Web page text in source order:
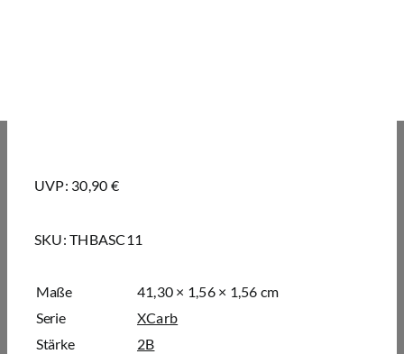
UVP: 30,90 €
SKU:THBASC11
Maße
41,30 × 1,56 × 1,56 cm
Serie
XCarb
Stärke
2B